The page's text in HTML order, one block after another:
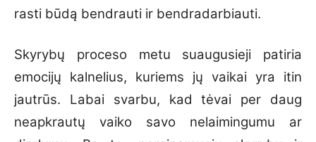
rasti būdą bendrauti ir bendradarbiauti.
Skyrybų proceso metu suaugusieji patiria
emocijų kalnelius, kuriems jų vaikai yra itin
jautrūs. Labai svarbu, kad tėvai per daug
neapkrautų vaiko savo nelaimingumu ar